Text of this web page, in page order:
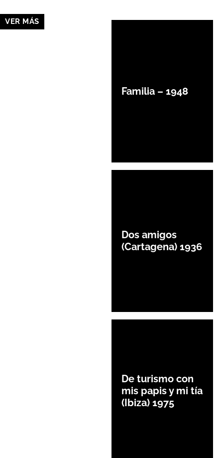
VER MÁS
Familia – 1948
Dos amigos
(Cartagena) 1936
De turismo con
mis papis y mi tía
(Ibiza) 1975